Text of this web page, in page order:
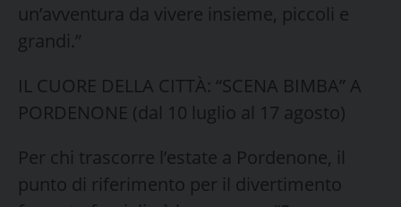
un’avventura da vivere insieme, piccoli e
grandi.”
IL CUORE DELLA CITTÀ: “SCENA BIMBA” A
PORDENONE (dal 10 luglio al 17 agosto)
Per chi trascorre l’estate a Pordenone, il
punto di riferimento per il divertimento